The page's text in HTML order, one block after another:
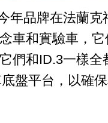
年品牌在法蘭克
車和實驗車，
們和ID.3一樣全
盤平台，以確